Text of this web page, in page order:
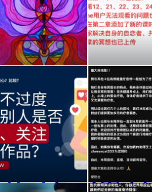
通过
图片
唤起
本
网
疗